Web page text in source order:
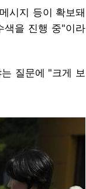
시지 등이 확보돼
색을 진행 중"이라
질문에 "크게 보